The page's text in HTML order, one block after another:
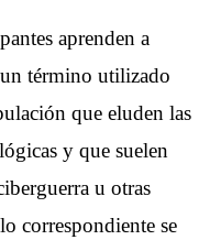
aprenden a
término utilizado
que eluden las
y que suelen
u otras
correspondiente se